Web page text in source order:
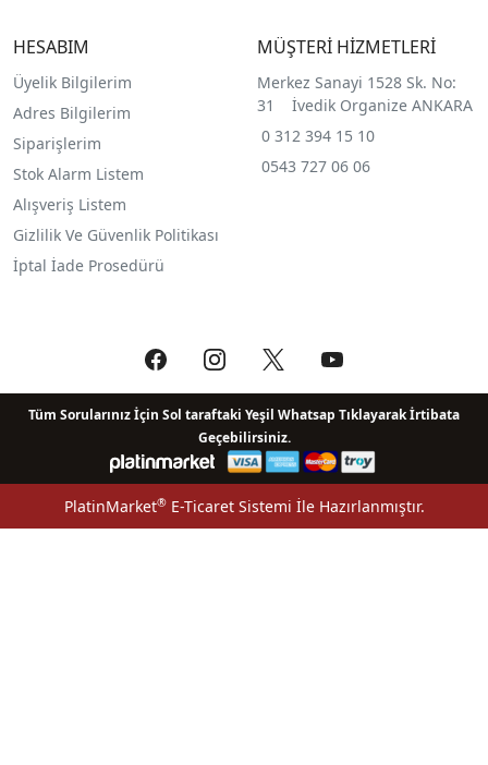
HESABIM
Üyelik Bilgilerim
Adres Bilgilerim
Siparişlerim
Stok Alarm Listem
Alışveriş Listem
Gizlilik Ve Güvenlik Politikası
İptal İade Prosedürü
MÜŞTERİ HİZMETLERİ
Merkez Sanayi 1528 Sk. No:
31 İvedik Organize ANKARA
0 312 394 15 10
0543 727 06 06
Tüm Sorularınız İçin Sol taraftaki Yeşil Whatsap Tıklayarak İrtibata
Geçebilirsiniz.
PlatinMarket®E-Ticaret Sistemi İle Hazırlanmıştır.